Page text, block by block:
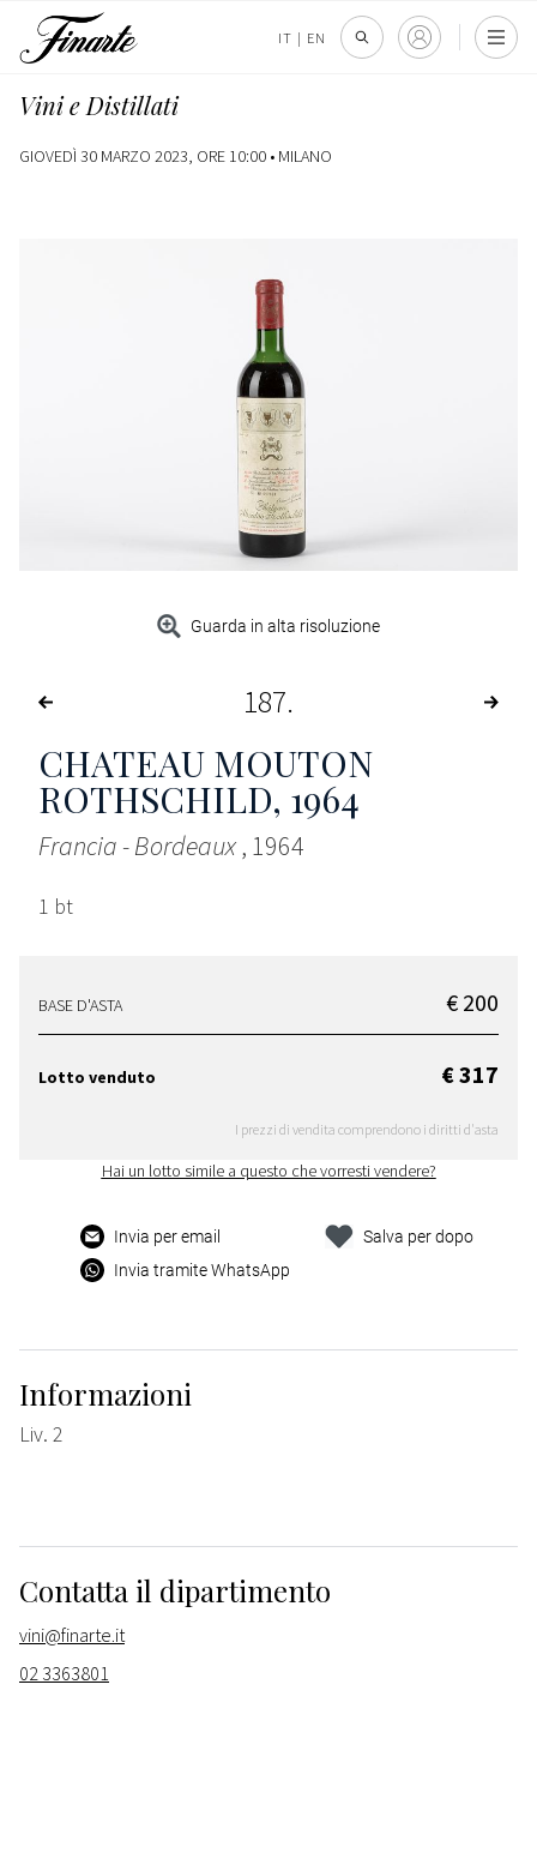
IT | EN
Vini e Distillati
GIOVEDÌ 30 MARZO 2023, ORE 10:00 • MILANO
Guarda in alta risoluzione
187
CHATEAU MOUTON
ROTHSCHILD, 1964
Francia - Bordeaux, 1964
1 bt
BASE D'ASTA € 200
Lotto venduto € 317
I prezzi di vendita comprendono i diritti d'asta
Hai un lotto simile a questo che vorresti vendere?
Invia per email
Invia tramite WhatsApp
Salva per dopo
Informazioni
Liv. 2
Contatta il dipartimento
vini@finarte.it
02 3363801